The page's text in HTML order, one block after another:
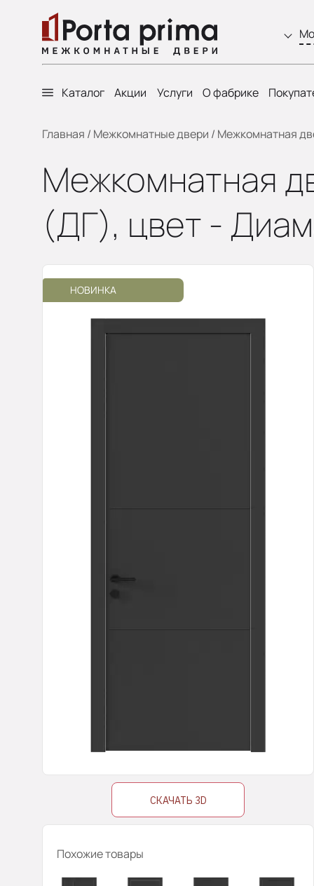
Каталог Акции Услуги О фабрике
Главная / Межкомнатные двери / Межкомнатная
Межкомнатная
(ДГ), цвет -
НОВИНКА
СКАЧАТЬ 3D
Похожие товары